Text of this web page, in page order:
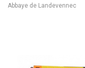
Abbaye de Landevennec